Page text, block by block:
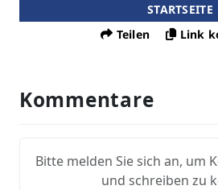
STARTSEITE
Teilen
Link
Kommentare
Bitte melden Sie sich an, um
und schreiben zu